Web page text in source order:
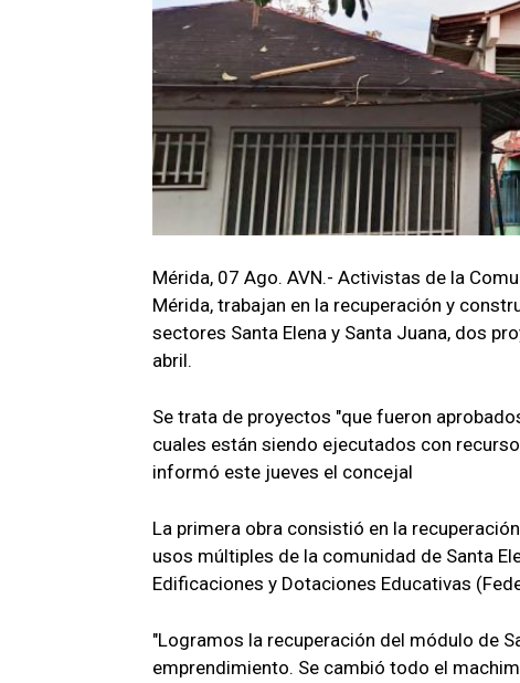
Mérida, 07 Ago. AVN.- Activistas de la
Mérida, trabajan en la recuperación y
sectores Santa Elena y Santa Juana, dos
abril.
Se trata de proyectos "que fueron
cuales están siendo ejecutados con
informó este jueves el concejal
La primera obra consistió en la
usos múltiples de la comunidad de Santa
Edificaciones y Dotaciones Educativas
"Logramos la recuperación del módulo de
emprendimiento. Se cambió todo el